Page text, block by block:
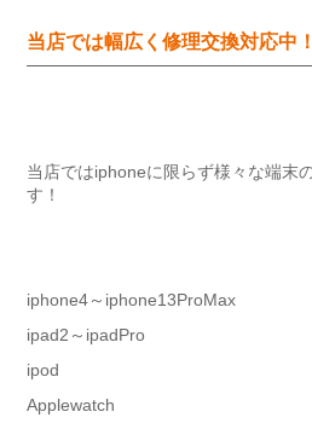
当店では幅広く修理交換対応中！
当店ではiphoneに限らず様々な端末
す！
iphone4～iphone13ProMax
ipad2～ipadPro
ipod
Applewatch